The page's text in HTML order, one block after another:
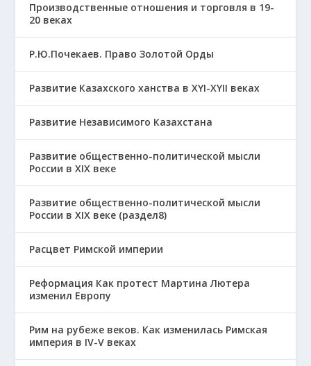
Производственные отношения и торговля в 19-
20 веках
Р.Ю.Почекаев. Право Золотой Орды
Развитие Казахского ханства в ХҮІ-ХҮІІ веках
Развитие Независимого Казахстана
Развитие общественно-политической мысли
России в XIX веке
Развитие общественно-политической мысли
России в XIX веке (раздел8)
Расцвет Римской империи
Реформация Как протест Мартина Лютера
изменил Европу
Рим на рубеже веков. Как изменилась Римская
империя в IV-V веках